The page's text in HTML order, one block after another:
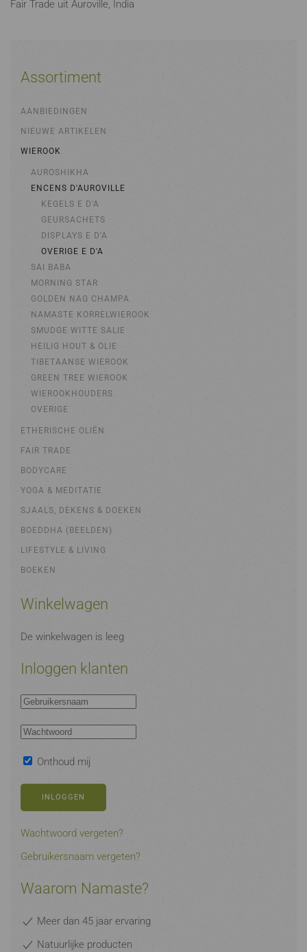
Fair Trade uit Auroville, India
Assortiment
AANBIEDINGEN
NIEUWE ARTIKELEN
WIEROOK
AUROSHIKHA
ENCENS D'AUROVILLE
KEGELS E D'A
GEURSACHETS
DISPLAYS E D'A
OVERIGE E D'A
SAI BABA
MORNING STAR
GOLDEN NAG CHAMPA
NAMASTE KORRELWIEROOK
SMUDGE WITTE SALIE
HEILIG HOUT & OLIE
TIBETAANSE WIEROOK
GREEN TREE WIEROOK
WIEROOKHOUDERS
OVERIGE
ETHERISCHE OLIËN
FAIR TRADE
BODYCARE
YOGA & MEDITATIE
SJAALS, DEKENS & DOEKEN
BOEDDHA (BEELDEN)
LIFESTYLE & LIVING
BOEKEN
Winkelwagen
De winkelwagen is leeg
Inloggen klanten
Onthoud mij
INLOGGEN
Wachtwoord vergeten?
Gebruikersnaam vergeten?
Waarom Namaste?
Meer dan 45 jaar ervaring
Natuurlijke producten